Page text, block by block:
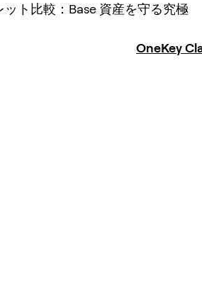
ト比較：Base 資産を守る究極
OneKey